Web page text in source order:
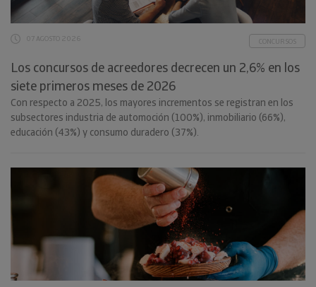
07 AGOSTO 2026 CONCURSOS
Los concursos de acreedores decrecen un 2,6% en los
siete primeros meses de 2026
Con respecto a 2025, los mayores incrementos se registran en los
subsectores industria de automoción (100%), inmobiliario (66%),
educación (43%) y consumo duradero (37%).